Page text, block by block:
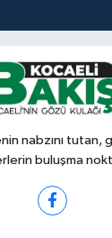
nabzını tutan,
buluşma